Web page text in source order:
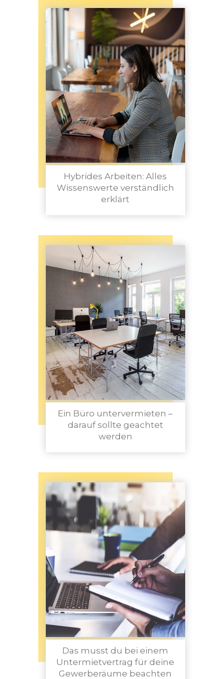
Hybrides Arbeiten: Alles
Wissenswerte verständlich
erklärt
Ein Büro untervermieten –
darauf sollte geachtet
werden
Das musst du bei einem
Untermietvertrag für deine
Gewerberäume beachten